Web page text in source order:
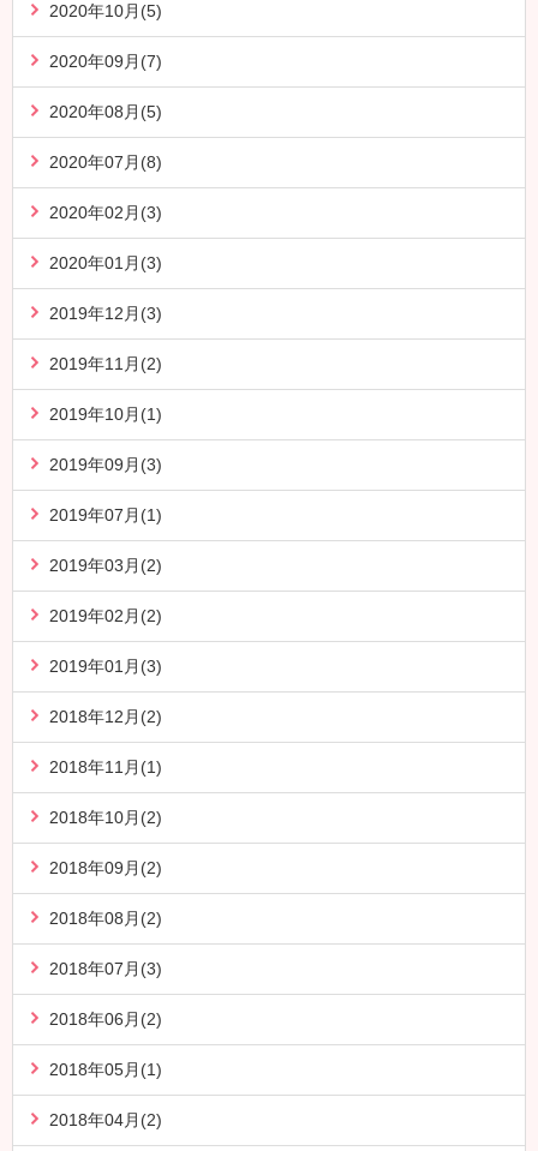
2020年10月(5)
2020年09月(7)
2020年08月(5)
2020年07月(8)
2020年02月(3)
2020年01月(3)
2019年12月(3)
2019年11月(2)
2019年10月(1)
2019年09月(3)
2019年07月(1)
2019年03月(2)
2019年02月(2)
2019年01月(3)
2018年12月(2)
2018年11月(1)
2018年10月(2)
2018年09月(2)
2018年08月(2)
2018年07月(3)
2018年06月(2)
2018年05月(1)
2018年04月(2)